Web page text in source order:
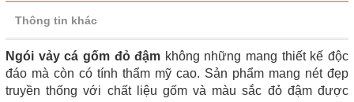
Thông tin khác
Ngói vảy cá gốm đỏ đậm không những mang thiết kế độc
đáo mà còn có tính thẩm mỹ cao. Sản phẩm mang nét đẹp
truyền thống với chất liệu gốm và màu sắc đỏ đậm được